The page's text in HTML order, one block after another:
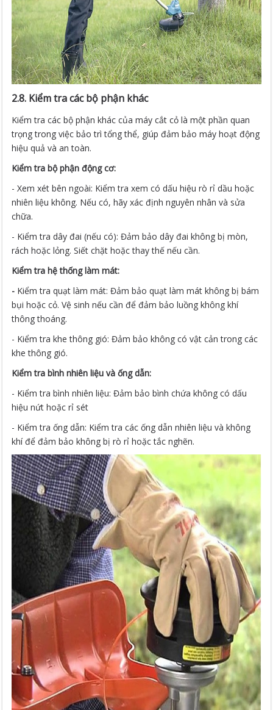
2.8. Kiểm tra các bộ phận khác
Kiểm tra các bộ phận khác của máy cắt cỏ là một phần quan
trọng trong việc bảo trì tổng thể, giúp đảm bảo máy hoạt động
hiệu quả và an toàn.
Kiểm tra bộ phận động cơ:
- Xem xét bên ngoài: Kiểm tra xem có dấu hiệu rò rỉ dầu hoặc
nhiên liệu không. Nếu có, hãy xác định nguyên nhân và sửa
chữa.
- Kiểm tra dây đai (nếu có): Đảm bảo dây đai không bị mòn,
rách hoặc lỏng. Siết chặt hoặc thay thế nếu cần.
Kiểm tra hệ thống làm mát:
- Kiểm tra quạt làm mát: Đảm bảo quạt làm mát không bị bám
bụi hoặc cỏ. Vệ sinh nếu cần để đảm bảo luồng không khí
thông thoáng.
- Kiểm tra khe thông gió: Đảm bảo không có vật cản trong các
khe thông gió.
Kiểm tra bình nhiên liệu và ống dẫn:
- Kiểm tra bình nhiên liệu: Đảm bảo bình chứa không có dấu
hiệu nứt hoặc rỉ sét
- Kiểm tra ống dẫn: Kiểm tra các ống dẫn nhiên liệu và không
khí để đảm bảo không bị rò rỉ hoặc tắc nghẽn.